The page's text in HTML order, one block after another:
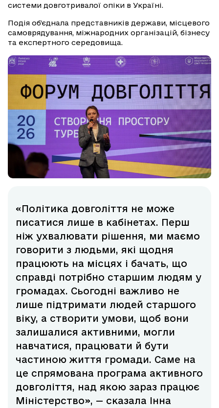
системи довготривалої опіки в Україні.
Подія об’єднала представників держави, місцевого
самоврядування, міжнародних організацій, бізнесу
та експертного середовища.
«Політика довголіття не може
писатися лише в кабінетах. Перш
ніж ухвалювати рішення, ми маємо
говорити з людьми, які щодня
працюють на місцях і бачать, що
справді потрібно старшим людям у
громадах. Сьогодні важливо не
лише підтримати людей старшого
віку, а створити умови, щоб вони
залишалися активними, могли
навчатися, працювати й бути
частиною життя громади. Саме на
це спрямована програма активного
довголіття, над якою зараз працює
Міністерство», — сказала Інна